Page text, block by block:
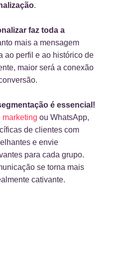
.
faz toda a
mais a mensagem
ao perfil e ao histórico de
maior será a conexão
é essencial!
marketing ou WhatsApp,
de clientes com
e envie
para cada grupo.
se torna mais
cativante.